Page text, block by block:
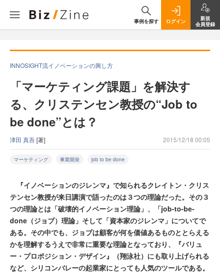
事例を探す ログイン
新規
会員登録
INNOSIGHT流イノベーションの興し方
「マーケティング課題」を解決す
る、クリステンセン教授の“Job to
be done”とは？
津田 真吾[著] 2015/12/18 00:05
マーケティング 事業開発 job to be done
『イノベーションのジレンマ』で知られるクレイトン・クリス
テンセン教授が来日講演で語ったのは３つの理論だった。その３
つの理論とは「破壊的イノベーション理論」、「job-to-be-
done（ジョブ）理論」そして「資本家のジレンマ」についてで
ある。その中でも、ジョブは顧客が何を価値あるものととらえる
かを理解するうえで非常に重要な理論となっており、『バリュ
ー・プロポジション・デザイン』（翔泳社）にも取り上げられる
など、シリコンバレーの起業家にとっても人気のツールである。